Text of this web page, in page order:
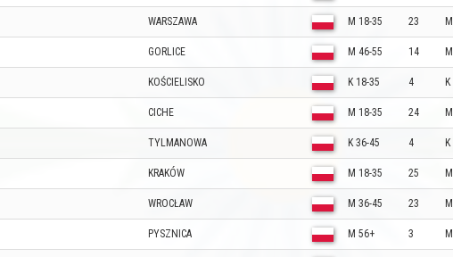
WARSZAWA M 18-35 23
GORLICE M 46-55 14
KOŚCIELISKO K 18-35 4
CICHE M 18-35 24
TYLMANOWA K 36-45 4
KRAKÓW M 18-35 25
WROCŁAW M 36-45 23
PYSZNICA M 56+ 3